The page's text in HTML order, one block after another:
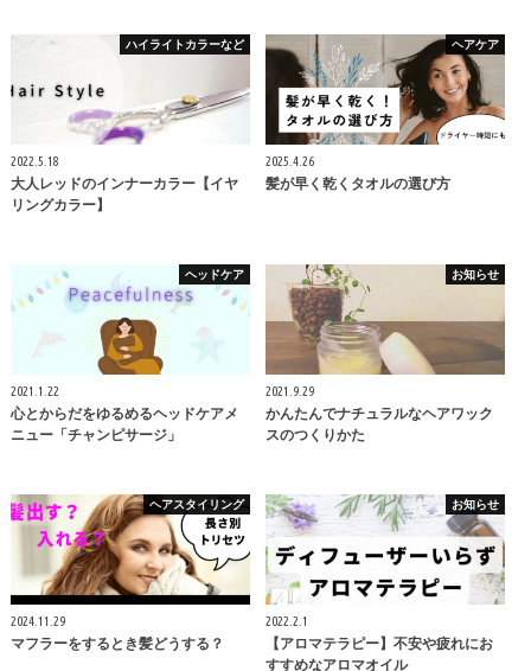
ハイライトカラーなど
2022.5.18
大人レッドのインナーカラー【イヤ
リングカラー】
ヘアケア
2025.4.26
髪が早く乾くタオルの選び方
ヘッドケア
2021.1.22
心とからだをゆるめるヘッドケアメ
ニュー「チャンピサージ」
お知らせ
2021.9.29
かんたんでナチュラルなヘアワック
スのつくりかた
ヘアスタイリング
2024.11.29
マフラーをするとき髪どうする？
お知らせ
2022.2.1
【アロマテラピー】不安や疲れにお
すすめなアロマオイル